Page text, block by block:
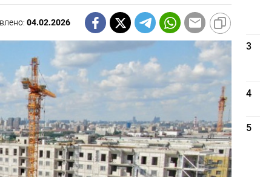
04.02.2026
3
4
5